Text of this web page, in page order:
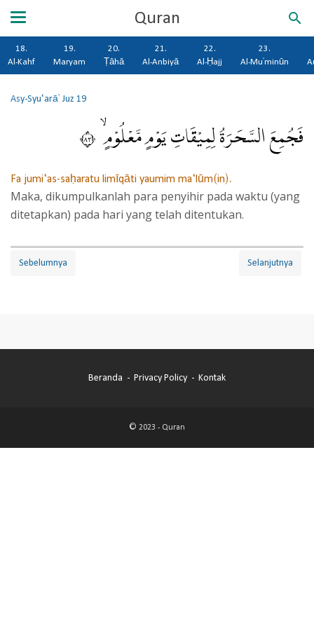
Quran
18.
Al-Kahf
19.
Maryam
20.
Ṭāhā
21.
Al-Anbiyā
22.
Al-Ḥajj
23.
Al-Mu'minūn
Asy-Syu‘arā'Juz 19
فَجُمِعَ السَّحَرَةُ لِمِيْقَاتِ يَوْمٍ مَّعْلُوْمٍ ۙ ٣٨
Fa jumi‘as-saḥaratu limīqāti yaumim ma‘lūm(in).
Maka, dikumpulkanlah para penyihir pada waktu (yang
ditetapkan) pada hari yang telah ditentukan.
Sebelumnya Selanjutnya
Beranda Privacy Policy Kontak
© 2023 - Quran